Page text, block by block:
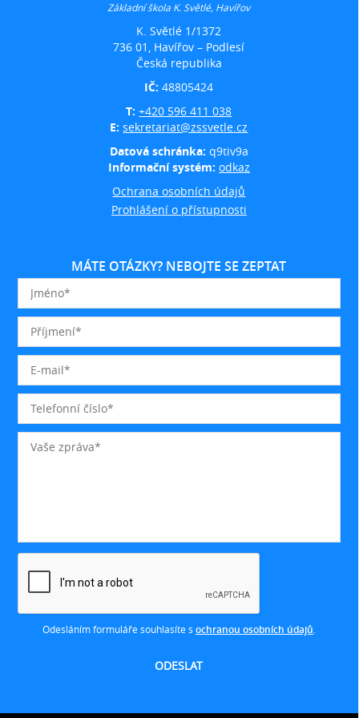
Základní škola K. Světlé, Havířov
K. Světlé 1/1372
736 01, Havířov – Podlesí
Česká republika
IČ:48805424
T:+420 596 411 038
E:sekretariat@zssvetle.cz
Datová schránka: q9tiv9a
Informační systém: odkaz
Ochrana osobních údajů
Prohlášení o přístupnosti
MÁTE OTÁZKY? NEBOJTE SE ZEPTAT
Odesláním formuláře souhlasíte s ochranou osobních údajů